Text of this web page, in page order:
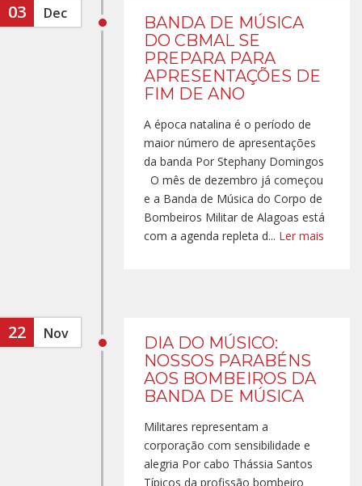
03 Dec
BANDA DE MÚSICA
DO CBMAL SE
PREPARA PARA
APRESENTAÇÕES DE
FIM DE ANO
A época natalina é o período de
maior número de apresentações
da banda Por Stephany Domingos
O mês de dezembro já começou
e a Banda de Música do Corpo de
Bombeiros Militar de Alagoas está
com a agenda repleta d... Ler mais
22 Nov
DIA DO MÚSICO:
NOSSOS PARABÉNS
AOS BOMBEIROS DA
BANDA DE MÚSICA
Militares representam a
corporação com sensibilidade e
alegria Por cabo Thássia Santos
Típicos da profissão bombeiro